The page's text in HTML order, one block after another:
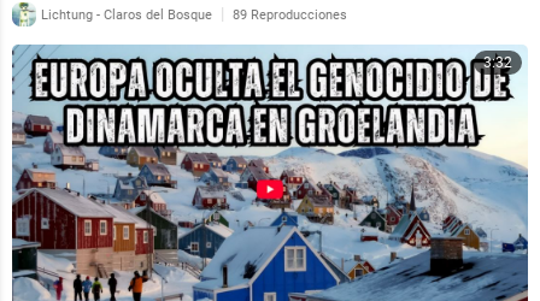
Lichtung - Claros del Bosque | 89 Reproducciones
3:32